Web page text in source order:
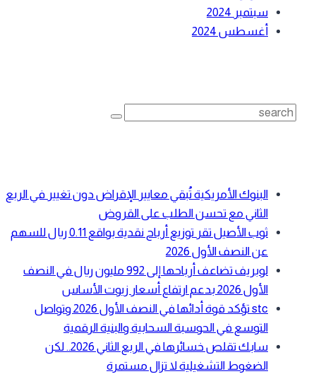
سبتمبر 2024
أغسطس 2024
Search
البنوك الأمريكية تُبقي معايير الإقراض دون تغيير في الربع
الثاني مع تحسن الطلب على القروض
ثوب الأصيل تقر توزيع أرباح نقدية بواقع 0.11 ريال للسهم
عن النصف الأول 2026
لوبريف تضاعف أرباحها إلى 992 مليون ريال في النصف
الأول 2026 بدعم ارتفاع أسعار زيوت الأساس
stc تؤكد قوة أدائها في النصف الأول 2026 وتواصل
التوسع في الحوسبة السحابية والبنية الرقمية
سابك تقلص خسائرها في الربع الثاني 2026.. لكن
الضغوط التشغيلية لا تزال مستمرة